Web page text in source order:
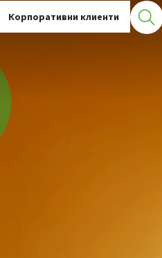
Корпоративни клиенти